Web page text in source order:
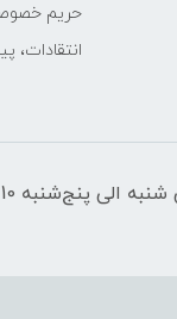
حریم
انتقادات،